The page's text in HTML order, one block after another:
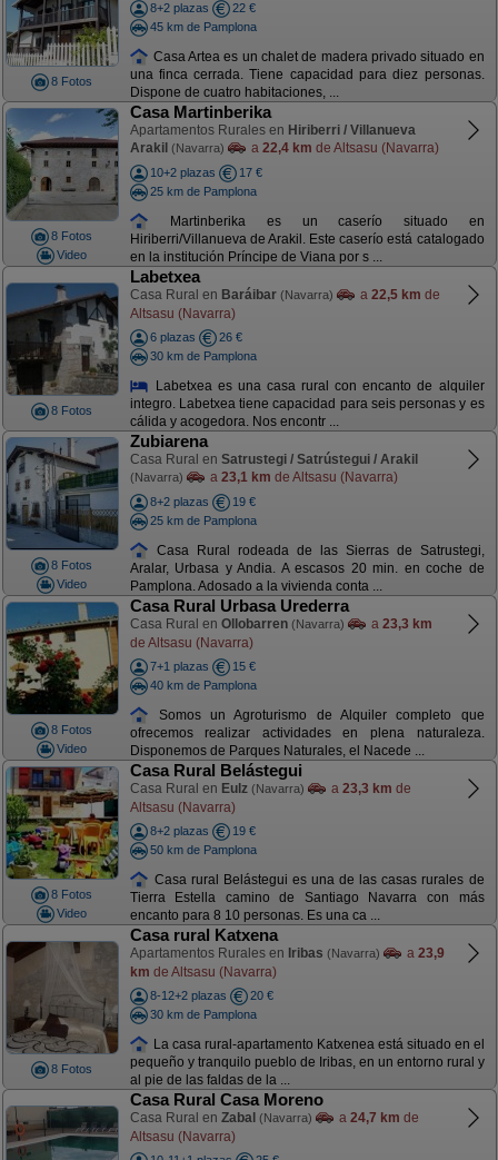
8 Fotos
8+2 plazas
22 €
45 km de Pamplona
Casa Artea es un chalet de madera privado situado en
una finca cerrada. Tiene capacidad para diez personas.
Dispone de cuatro habitaciones, ...
8 Fotos
Video
Casa Martinberika
Apartamentos Rurales en Hiriberri / Villanueva
Arakil (Navarra) a 22,4 km de Altsasu (Navarra)
10+2 plazas
17 €
25 km de Pamplona
Martinberika es un caserío situado en
Hiriberri/Villanueva de Arakil. Este caserío está catalogado
en la institución Príncipe de Viana por s ...
8 Fotos
Labetxea
Casa Rural en Baráibar (Navarra) a 22,5 km de
Altsasu (Navarra)
6 plazas
26 €
30 km de Pamplona
Labetxea es una casa rural con encanto de alquiler
integro. Labetxea tiene capacidad para seis personas y es
cálida y acogedora. Nos encontr ...
8 Fotos
Video
Zubiarena
Casa Rural en Satrustegi / Satrústegui / Arakil
(Navarra) a 23,1 km de Altsasu (Navarra)
8+2 plazas
19 €
25 km de Pamplona
Casa Rural rodeada de las Sierras de Satrustegi,
Aralar, Urbasa y Andia. A escasos 20 min. en coche de
Pamplona. Adosado a la vivienda conta ...
8 Fotos
Video
Casa Rural Urbasa Urederra
Casa Rural en Ollobarren (Navarra) a 23,3 km
de Altsasu (Navarra)
7+1 plazas
15 €
40 km de Pamplona
Somos un Agroturismo de Alquiler completo que
ofrecemos realizar actividades en plena naturaleza.
Disponemos de Parques Naturales, el Nacede ...
8 Fotos
Video
Casa Rural Belástegui
Casa Rural en Eulz (Navarra) a 23,3 km de
Altsasu (Navarra)
8+2 plazas
19 €
50 km de Pamplona
Casa rural Belástegui es una de las casas rurales de
Tierra Estella camino de Santiago Navarra con más
encanto para 8 10 personas. Es una ca ...
8 Fotos
Casa rural Katxena
Apartamentos Rurales en Iribas (Navarra) a 23,9
km de Altsasu (Navarra)
8-12+2 plazas
20 €
30 km de Pamplona
La casa rural-apartamento Katxenea está situado en el
pequeño y tranquilo pueblo de Iribas, en un entorno rural y
al pie de las faldas de la ...
Casa Rural Casa Moreno
Casa Rural en Zabal (Navarra) a 24,7 km de
Altsasu (Navarra)